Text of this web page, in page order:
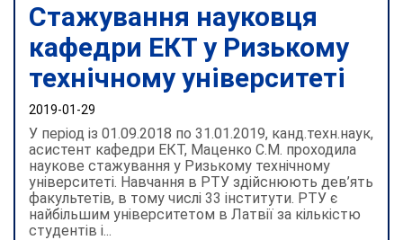
Стажування науковця
кафедри ЕКТ у Ризькому
технічному університеті
2019-01-29
У період із 01.09.2018 по 31.01.2019, канд.техн.наук,
асистент кафедри ЕКТ, Маценко С.М. проходила
наукове стажування у Ризькому технічному
університеті. Навчання в РТУ здійснюють дев’ять
факультетів, в тому числі 33 інститути. РТУ є
найбільшим університетом в Латвії за кількістю
студентів і...